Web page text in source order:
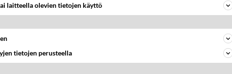
laitteella olevien tietojen käyttö
tietojen perusteella